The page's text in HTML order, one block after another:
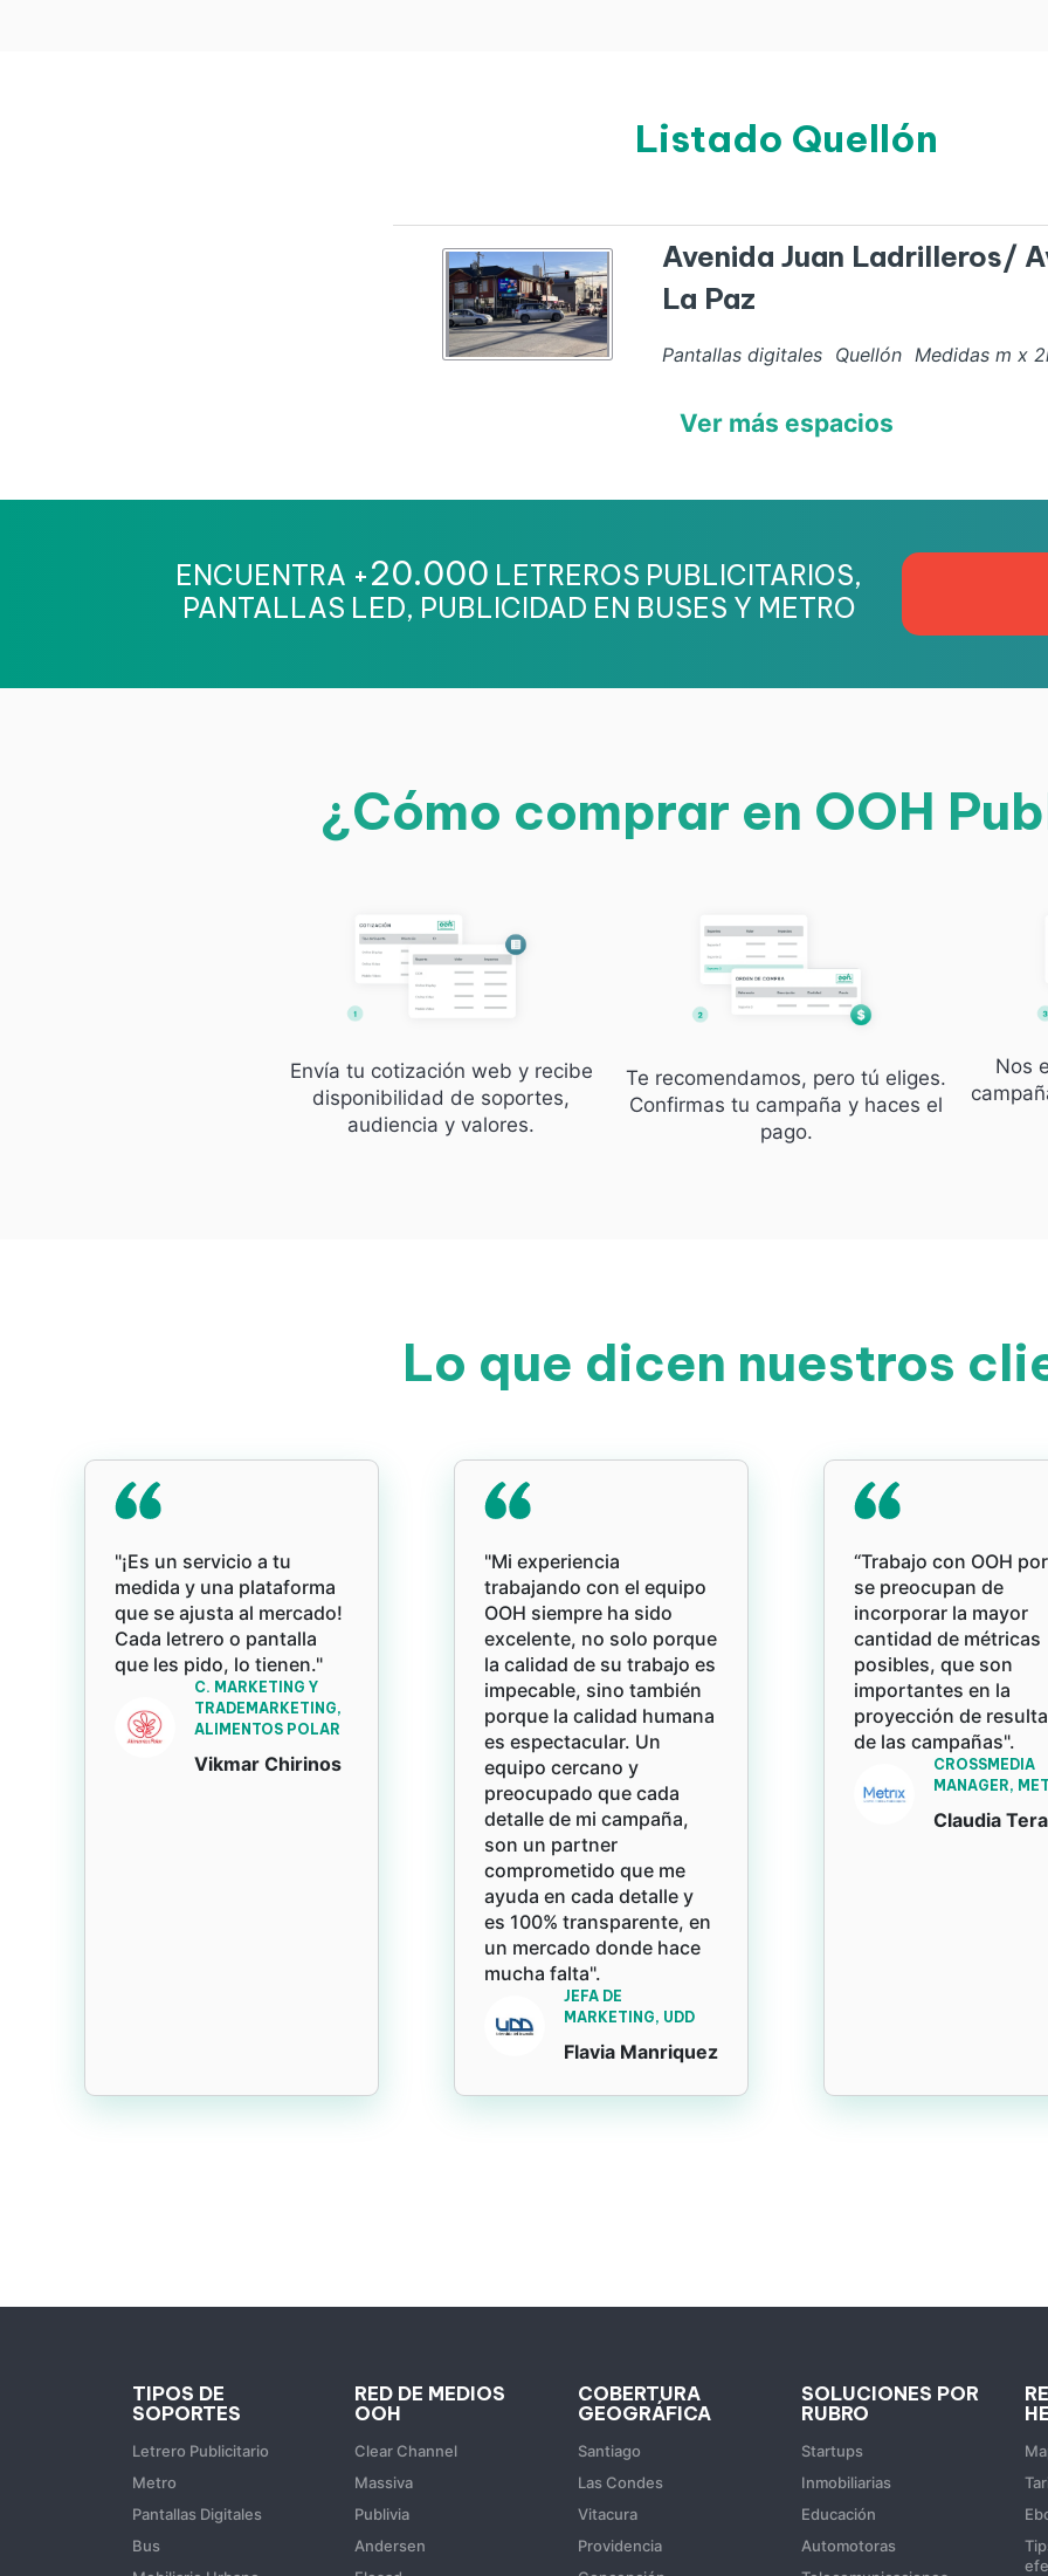
Listado Quellón
Avenida Juan Ladrilleros/
La Paz
Pantallas digitales Quellón Medidas m x 2
Ver más espacios
ENCUENTRA +20.000 LETREROS PUBLICITARIOS,
PANTALLAS LED, PUBLICIDAD EN BUSES Y METRO
¿Cómo comprar en OOH
Envía tu cotización web y recibe
disponibilidad de soportes,
audiencia y valores.
Te recomendamos, pero tú eliges.
Confirmas tu campaña y haces el
pago.
Nos
Lo que dicen nuestros
"¡Es un servicio a tu
medida y una plataforma
que se ajusta al mercado!
Cada letrero o pantalla
que les pido, lo tienen."
C. MARKETING Y
TRADEMARKETING,
ALIMENTOS POLAR
Vikmar Chirinos
"Mi experiencia
trabajando con el equipo
OOH siempre ha sido
excelente, no solo porque
la calidad de su trabajo es
impecable, sino también
porque la calidad humana
es espectacular. Un
equipo cercano y
preocupado que cada
detalle de mi campaña,
son un partner
comprometido que me
ayuda en cada detalle y
es 100% transparente, en
un mercado donde hace
mucha falta".
JEFA DE
MARKETING, UDD
Flavia Manriquez
“Trabajo con OOH
se preocupan de
incorporar la mayor
cantidad de métricas
posibles, que son
importantes en la
proyección de
de las campañas".
CROSSMEDIA
MANAGER,
Claudia
TIPOS DE
SOPORTES
Letrero Publicitario
Metro
Pantallas Digitales
Bus
RED DE MEDIOS
OOH
Clear Channel
Massiva
Publivia
Andersen
COBERTURA
GEOGRÁFICA
Santiago
Las Condes
Vitacura
Providencia
SOLUCIONES POR
RUBRO
Startups
Inmobiliarias
Educación
Automotoras